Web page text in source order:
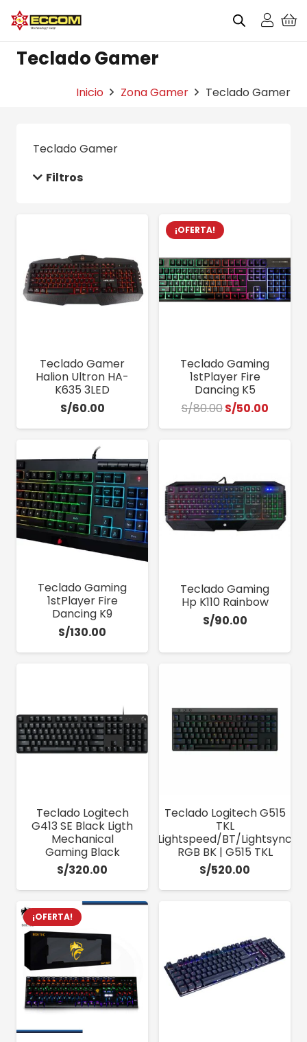
Teclado Gamer
Inicio Zona Gamer Teclado Gamer
Teclado Gamer
Filtros
Teclado Gamer
Halion Ultron HA-
K635 3LED
S/60.00
¡OFERTA!
Teclado Gaming
1stPlayer Fire
Dancing K5
S/80.00El
precio
S/80.00.
S/50.00El
precio
S/
Teclado Gaming
1stPlayer Fire
Dancing K9
S/130.00
Teclado Gaming
Hp K110 Rainbow
S/90.00
Teclado Logitech
G413 SE Black Ligth
Mechanical
Gaming Black
S/320.00
Teclado Logitech G515
TKL
Lightspeed/BT/Lightsync
RGB BK | G515 TKL
S/520.00
¡OFERTA!